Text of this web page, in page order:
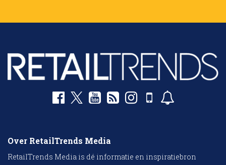
Over RetailTrends Media
RetailTrends Media is dé informatie en inspiratiebron